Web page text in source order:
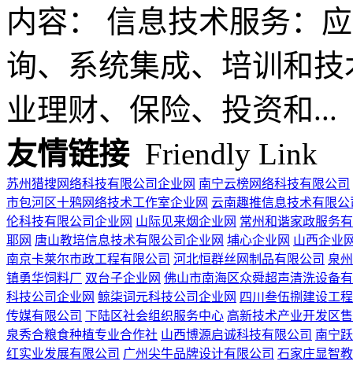
内容： 信息技术服务：
询、系统集成、培训和
业理财、保险、投资和...
友情链接Friendly Link
苏州猎搜网络科技有限公司企业网 南宁云榜网络科技有限公司
市包河区十鸦网络技术工作室企业网 云南趣推信息技术有限公
伦科技有限公司企业网 山际见来烟企业网 常州和谐家政服务
耶网 唐山教培信息技术有限公司企业网 埔心企业网 山西企业
南京卡莱尔市政工程有限公司 河北恒群丝网制品有限公司 泉
镇勇华饲料厂 双台子企业网 佛山市南海区众舜超声清洗设备
科技公司企业网 鲸柒词元科技公司企业网 四川叁伍捌建设工
传媒有限公司 下陆区社会组织服务中心 高新技术产业开发区
泉秀合粮食种植专业合作社 山西博源启诚科技有限公司 南宁
红实业发展有限公司 广州尖牛品牌设计有限公司 石家庄显智